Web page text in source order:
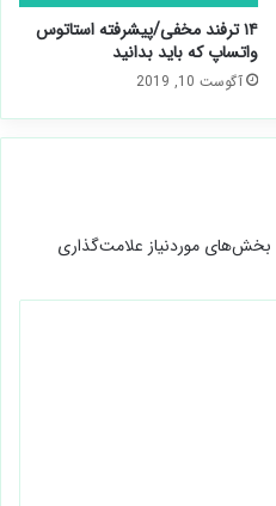
۱۴ ترفند مخفی/پیشرفته استاتوس
واتساپ که باید بدانید
آگوست 10, 2019
بخش‌های موردنیاز علامت‌گذاری